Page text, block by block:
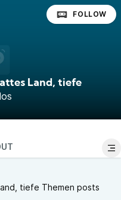
Land, tiefe
FOLLOW
tiefe Themen posts